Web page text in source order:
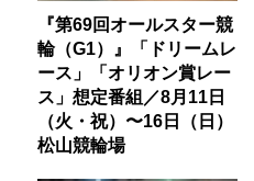
『第69回オールスター競
輪（G1）』「ドリームレ
ース」「オリオン賞レー
ス」想定番組／8月11日
（火・祝）〜16日（日）
松山競輪場